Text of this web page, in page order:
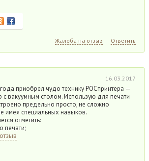
Жалоба на отзыв Ответить
16.03.2017
приобрел чудо технику РОСпринтера —
с вакуумным столом. Использую для печати
предельно просто, не сложно
имея специальных навыков.
отметить:
печати;